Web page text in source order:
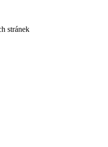
stránek